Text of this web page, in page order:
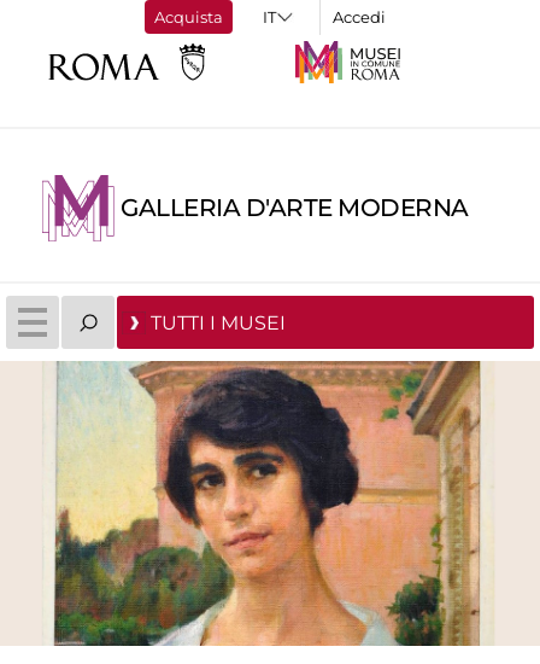
Acquista Accedi
GALLERIA D'ARTE MODERNA
TUTTI I MUSEI